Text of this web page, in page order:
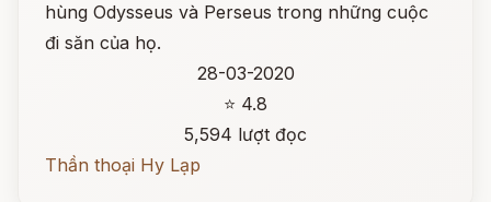
hùng Odysseus và Perseus trong những cuộc
đi săn của họ.
28-03-2020
⭐ 4.8
5,594 lượt đọc
Thần thoại Hy Lạp